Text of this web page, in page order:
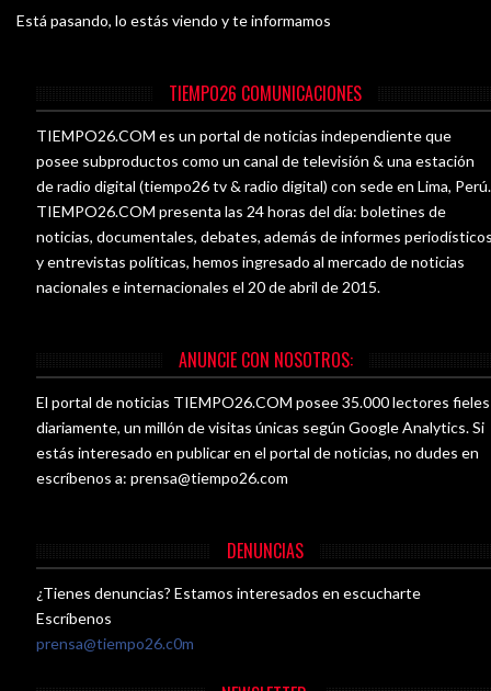
Está pasando, lo estás viendo y te informamos
TIEMPO26 COMUNICACIONES
TIEMPO26.COM es un portal de noticias independiente que
posee subproductos como un canal de televisión & una estación
de radio digital (tiempo26 tv & radio digital) con sede en Lima, Perú.
TIEMPO26.COM presenta las 24 horas del día: boletines de
noticias, documentales, debates, además de informes
y entrevistas políticas, hemos ingresado al mercado de noticias
nacionales e internacionales el 20 de abril de 2015.
ANUNCIE CON NOSOTROS:
El portal de noticias TIEMPO26.COM posee 35.000 lectores fieles
diariamente, un millón de visitas únicas según Google Analytics. Si
estás interesado en publicar en el portal de noticias, no dudes en
escríbenos a:prensa@tiempo26.com
DENUNCIAS
¿Tienes denuncias? Estamos interesados en escucharte
Escríbenos
prensa@tiempo26.c0m